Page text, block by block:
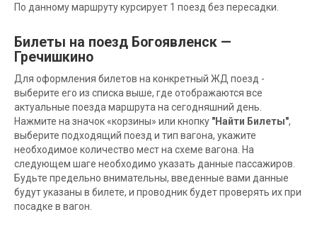
По данному маршруту курсирует 1 поезд без пересадки.
Билеты на поезд Богоявленск —
Гречишкино
Для оформления билетов на конкретный ЖД поезд -
выберите его из списка выше, где отображаются все
актуальные поезда маршрута на сегодняшний день.
Нажмите на значок «корзины» или кнопку "Найти Билеты",
выберите подходящий поезд и тип вагона, укажите
необходимое количество мест на схеме вагона. На
следующем шаге необходимо указать данные пассажиров.
Будьте предельно внимательны, введенные вами данные
будут указаны в билете, и проводник будет проверять их при
посадке в вагон.